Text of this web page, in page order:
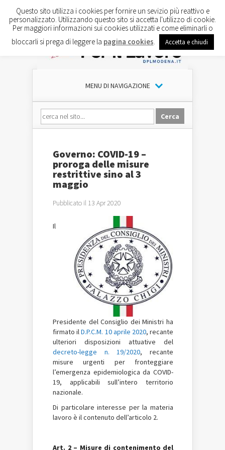
MENU DI NAVIGAZIONE
Governo: COVID-19 –
proroga delle misure
restrittive sino al 3
maggio
Pubblicato il 13 Apr 2020
Il
Presidente del Consiglio dei Ministri ha
firmato ilD.P.C.M. 10 aprile 2020, recante
ulteriori disposizioni attuative del
decreto-legge n. 19/2020, recante
misure urgenti per fronteggiare
l’emergenza epidemiologica da COVID-
19, applicabili sull’intero territorio
nazionale.
Di particolare interesse per la materia
lavoro è il contenuto dell’articolo 2.
Art. 2 – Misure di contenimento del
Questo sito utilizza i cookies per fornire un sevizio più reattivo e
personalizzato. Utilizzando questo sito si accetta l'utilizzo di cookie.
Per maggiori informazioni sui cookies utilizzati e come eliminarli o
bloccarli si prega di leggere la pagina cookies Accetta e chiudi